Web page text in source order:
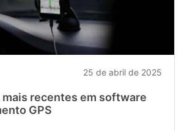
25 de abril de 2025
recentes em software
GPS